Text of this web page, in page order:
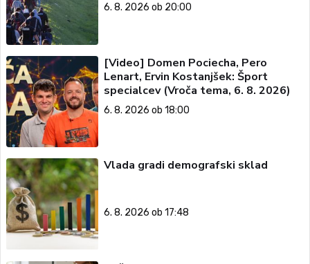
6. 8. 2026 ob 20:00
[Video] Domen Pociecha, Pero
Lenart, Ervin Kostanjšek: Šport
specialcev (Vroča tema, 6. 8. 2026)
6. 8. 2026 ob 18:00
Vlada gradi demografski sklad
6. 8. 2026 ob 17:48